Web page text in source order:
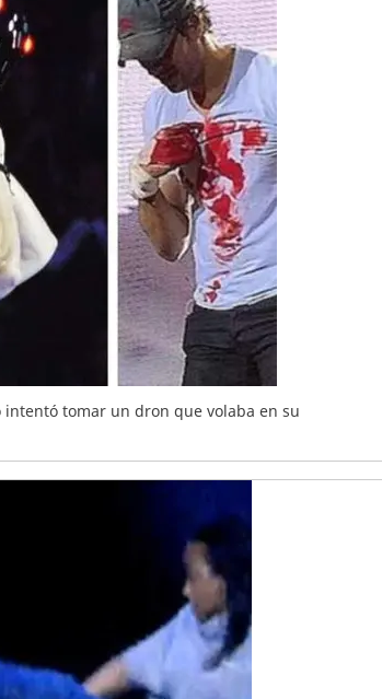
tomar un dron que volaba en su